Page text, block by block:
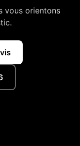
vous orientons